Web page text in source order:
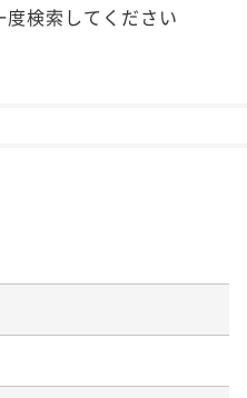
検索してください